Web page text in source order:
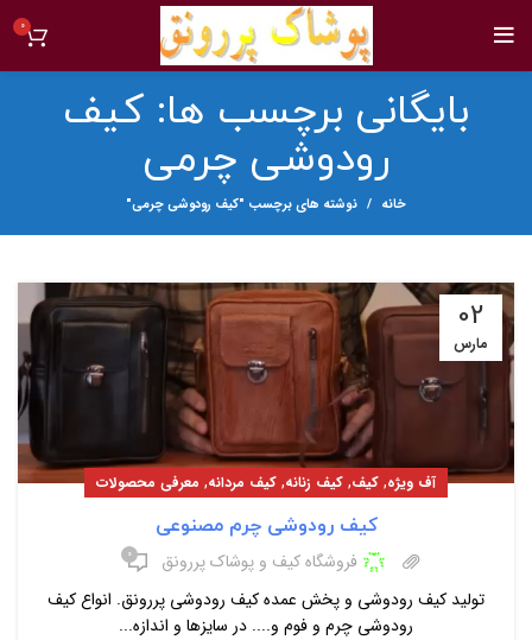
0
بایگانی برچسب ها: کیف
رودوشی چرمی
خانه نوشته های برچسب "کیف رودوشی چرمی"
02
مارس
آف ویژه, کیف, کیف زنانه, کیف مردانه, معرفی محصولات
کیف رودوشی چرم مصنوعی
فروشگاه کیف و پوشاک پررونق ۰
تولید کیف رودوشی و پخش عمده کیف رودوشی پررونق. انواع کیف
رودوشی چرم و فوم و.... در سایزها و اندازه...